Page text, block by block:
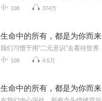
108 374万
生命中的所有，都是为你而来
108 4.5万
生命中的所有，都是为你而来